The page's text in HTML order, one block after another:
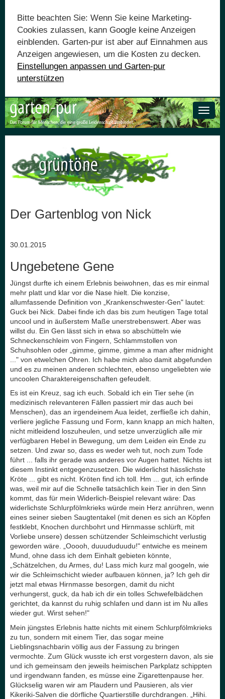
Bitte beachten Sie: Wenn Sie keine Marketing-
Cookies zulassen, kann Google keine Anzeigen
einblenden. Garten-pur ist aber auf Einnahmen aus
Anzeigen angewiesen, um die Kosten zu decken.
Einstellungen anpassen und Garten-pur
unterstützen
Toggle
Der Gartenblog von Nick
30.01.2015
Ungebetene Gene
Jüngst durfte ich einem Erlebnis beiwohnen, das es mir einmal
mehr platt und klar vor die Nase hielt. Die konzise,
allumfassende Definition von „Krankenschwester-Gen" lautet:
Guck bei Nick. Dabei finde ich das bis zum heutigen Tage total
uncool und in äußerstem Maße unerstrebenswert. Aber was
willst du. Ein Gen lässt sich in etwa so abschütteln wie
Schneckenschleim von Fingern, Schlammstollen von
Schuhsohlen oder „gimme, gimme, gimme a man after midnight
..." von etwelchen Ohren. Ich habe mich also damit abgefunden
und es zu meinen anderen schlechten, ebenso ungeliebten wie
uncoolen Charaktereigenschaften gefeudelt.
Es ist ein Kreuz, sag ich euch. Sobald ich ein Tier sehe (in
medizinisch relevanteren Fällen passiert mir das auch bei
Menschen), das an irgendeinem Aua leidet, zerfließe ich dahin,
verliere jegliche Fassung und Form, kann knapp an mich halten,
nicht mitleidend loszuheulen, und setze unverzüglich alle mir
verfügbaren Hebel in Bewegung, um dem Leiden ein Ende zu
setzen. Und zwar so, dass es weder weh tut, noch zum Tode
führt ... falls ihr gerade was anderes vor Augen hattet. Nichts ist
diesem Instinkt entgegenzusetzen. Die widerlichst hässlichste
Kröte ... gibt es nicht. Kröten find ich toll. Hm ... gut, ich erfinde
was, weil mir auf die Schnelle tatsächlich kein Tier in den Sinn
kommt, das für mein Widerlich-Beispiel relevant wäre: Das
widerlichste Schlurpfölmkrieks würde mein Herz anrühren, wenn
eines seiner sieben Saugtentakel (mit denen es sich an Köpfen
festklebt, Knochen durchbohrt und Hirnmasse schlürft, mit
Vorliebe unsere) dessen schützender Schleimschicht verlustig
geworden wäre. „Ooooh, duuududuudu!" entwiche es meinem
Mund, ohne dass ich dem Einhalt gebieten könnte,
„Schätzelchen, du Armes, du! Lass mich kurz mal googeln, wie
wir die Schleimschicht wieder aufbauen können, ja? Ich geh dir
jetzt mal etwas Hirnmasse besorgen, damit du nicht
verhungerst, guck, da hab ich dir ein tolles Schwefelbädchen
gerichtet, da kannst du ruhig schlafen und dann ist im Nu alles
wieder gut. Wirst sehen!"
Mein jüngstes Erlebnis hatte nichts mit einem Schlurpfölmkrieks
zu tun, sondern mit einem Tier, das sogar meine
Lieblingsnachbarin völlig aus der Fassung zu bringen
vermochte. Zum Glück wusste ich erst vorgestern davon, als sie
und ich gemeinsam den jeweils heimischen Parkplatz schippten
und irgendwann fanden, es müsse eine Zigarettenpause her.
Glückselig waren wir am Plaudern und Pausieren, als vier
Kikeriki-Salven die dörfliche Quartierstille durchdrangen. „Hihi.